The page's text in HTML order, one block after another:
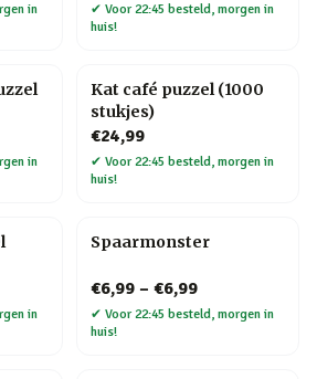
in
✔ Voor 22:45 besteld, morgen in
huis!
in
Kat café puzzel (1000
stukjes)
€24,99
✔ Voor 22:45 besteld, morgen in
huis!
in
Spaarmonster
€6,99 – €6,99
✔ Voor 22:45 besteld, morgen in
huis!